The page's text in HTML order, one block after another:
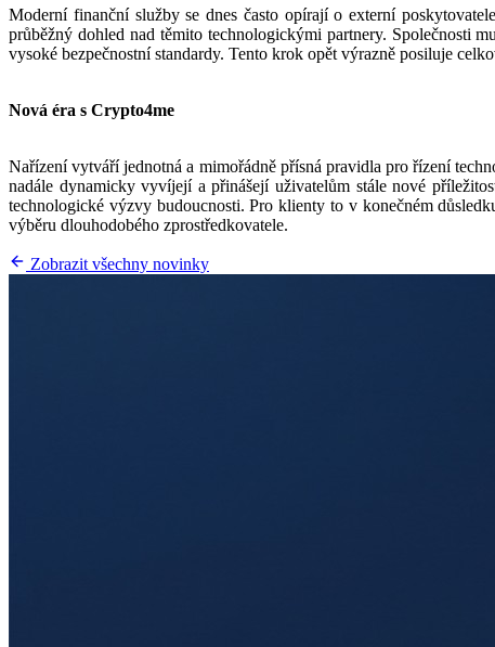
Moderní finanční služby se dnes často opírají o externí
průběžný dohled nad těmito technologickými partnery. Společnosti
vysoké bezpečnostní standardy. Tento krok opět výrazně posiluje
Nová éra s Crypto4me
Nařízení vytváří jednotná a mimořádně přísná pravidla pro řízení
nadále dynamicky vyvíjejí a přinášejí uživatelům stále nové
technologické výzvy budoucnosti. Pro klienty to v konečném
výběru dlouhodobého zprostředkovatele.
Zobrazit všechny novinky